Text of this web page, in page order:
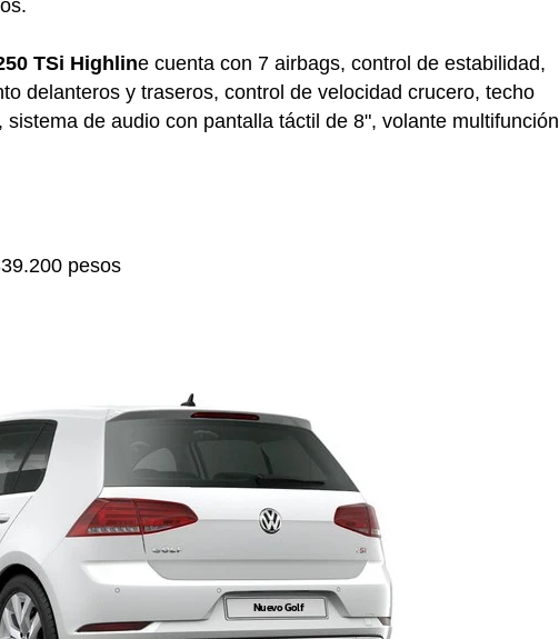
TSi Highline cuenta con 7 airbags, control de estabilidad,
delanteros y traseros, control de velocidad crucero, techo
de audio con pantalla táctil de 8", volante multifunción
pesos